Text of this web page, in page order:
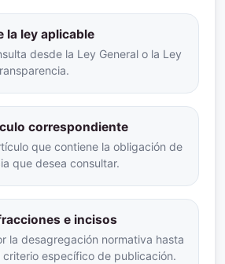
la ley aplicable
desde la Ley General o la Ley
correspondiente
que contiene la obligación de
que desea consultar.
e incisos
la desagregación normativa hasta
criterio específico de publicación.